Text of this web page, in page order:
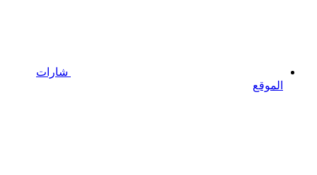
شارات
الموقع